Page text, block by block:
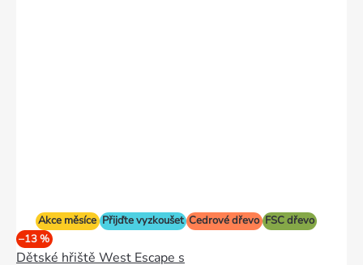
Akce měsíce Přijďte vyzkoušet Cedrové dřevo FSC dřevo
–13 %
Dětské hřiště West Escape s